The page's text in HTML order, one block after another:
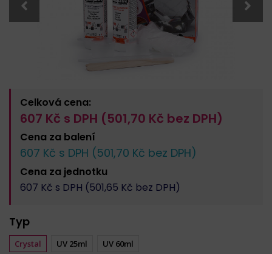
Celková cena:
607 Kč s DPH (501,70 Kč bez DPH)
Cena za balení
607 Kč s DPH (501,70 Kč bez DPH)
Cena za jednotku
607 Kč s DPH (501,65 Kč bez DPH)
Typ
Crystal UV 25ml UV 60ml